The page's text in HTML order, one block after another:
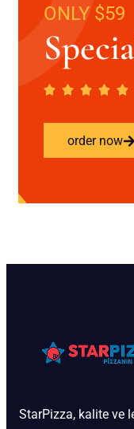
ONLY $59
order now
StarPizza, kalite ve